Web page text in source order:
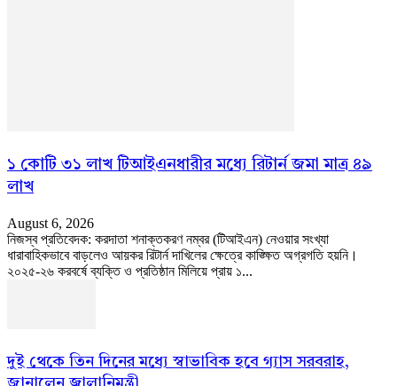
১ কোটি ৩১ লাখ টিআইএনধারীর মধ্যে রিটার্ন জমা মাত্র ৪৯
লাখ
August 6, 2026
নিজস্ব প্রতিবেদক: করদাতা শনাক্তকরণ নম্বর (টিআইএন) নেওয়ার সংখ্যা
ধারাবাহিকভাবে বাড়লেও আয়কর রিটার্ন দাখিলের ক্ষেত্রে কাঙ্ক্ষিত অগ্রগতি হয়নি।
২০২৫-২৬ করবর্ষে ব্যক্তি ও প্রতিষ্ঠান মিলিয়ে প্রায় ১...
দুই থেকে তিন দিনের মধ্যে স্বাভাবিক হবে গ্যাস সরবরাহ,